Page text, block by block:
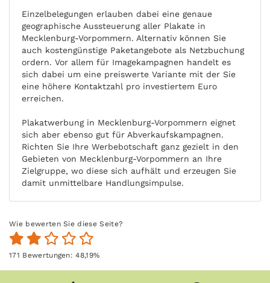
Einzelbelegungen erlauben dabei eine genaue
geographische Aussteuerung aller Plakate in
Mecklenburg-Vorpommern. Alternativ können Sie
auch kostengünstige Paketangebote als Netzbuchung
ordern. Vor allem für Imagekampagnen handelt es
sich dabei um eine preiswerte Variante mit der Sie
eine höhere Kontaktzahl pro investiertem Euro
erreichen.
Plakatwerbung in Mecklenburg-Vorpommern eignet
sich aber ebenso gut für Abverkaufskampagnen.
Richten Sie Ihre Werbebotschaft ganz gezielt in den
Gebieten von Mecklenburg-Vorpommern an Ihre
Zielgruppe, wo diese sich aufhält und erzeugen Sie
damit unmittelbare Handlungsimpulse.
Wie bewerten Sie diese Seite?
171 Bewertungen:48,19%